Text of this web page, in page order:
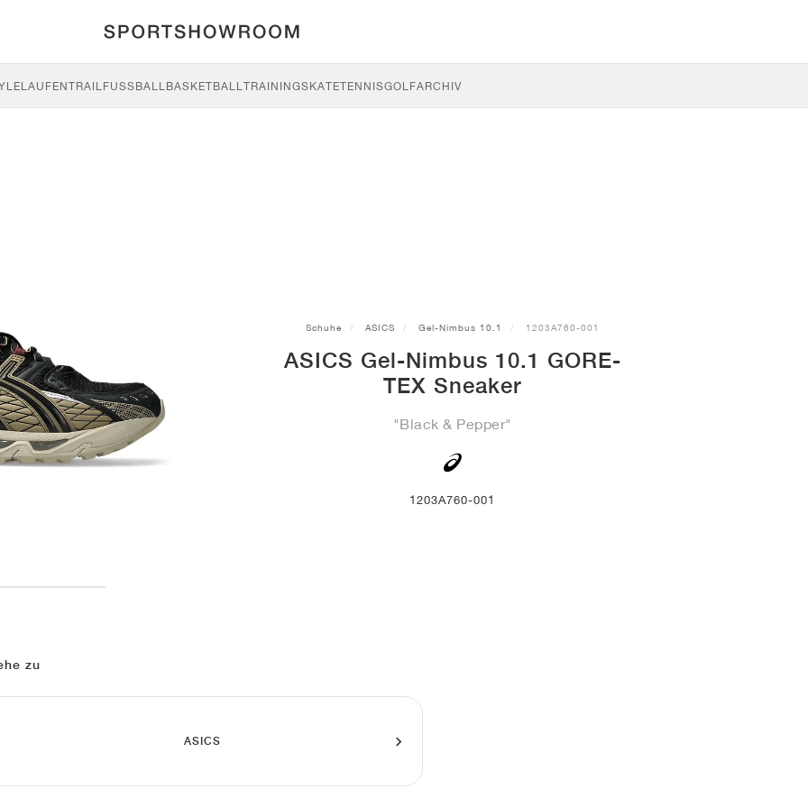
LAUFENTRAILFUSSBALL BASKETBALLTRAININGSKATETENNISGOLFARCHIV
Schuhe ASICS Gel-Nimbus 10.1 1203A760-001
ASICS Gel-Nimbus 10.1 GORE-
TEX Sneaker
"Black & Pepper"
1203A760-001
zu
ASICS